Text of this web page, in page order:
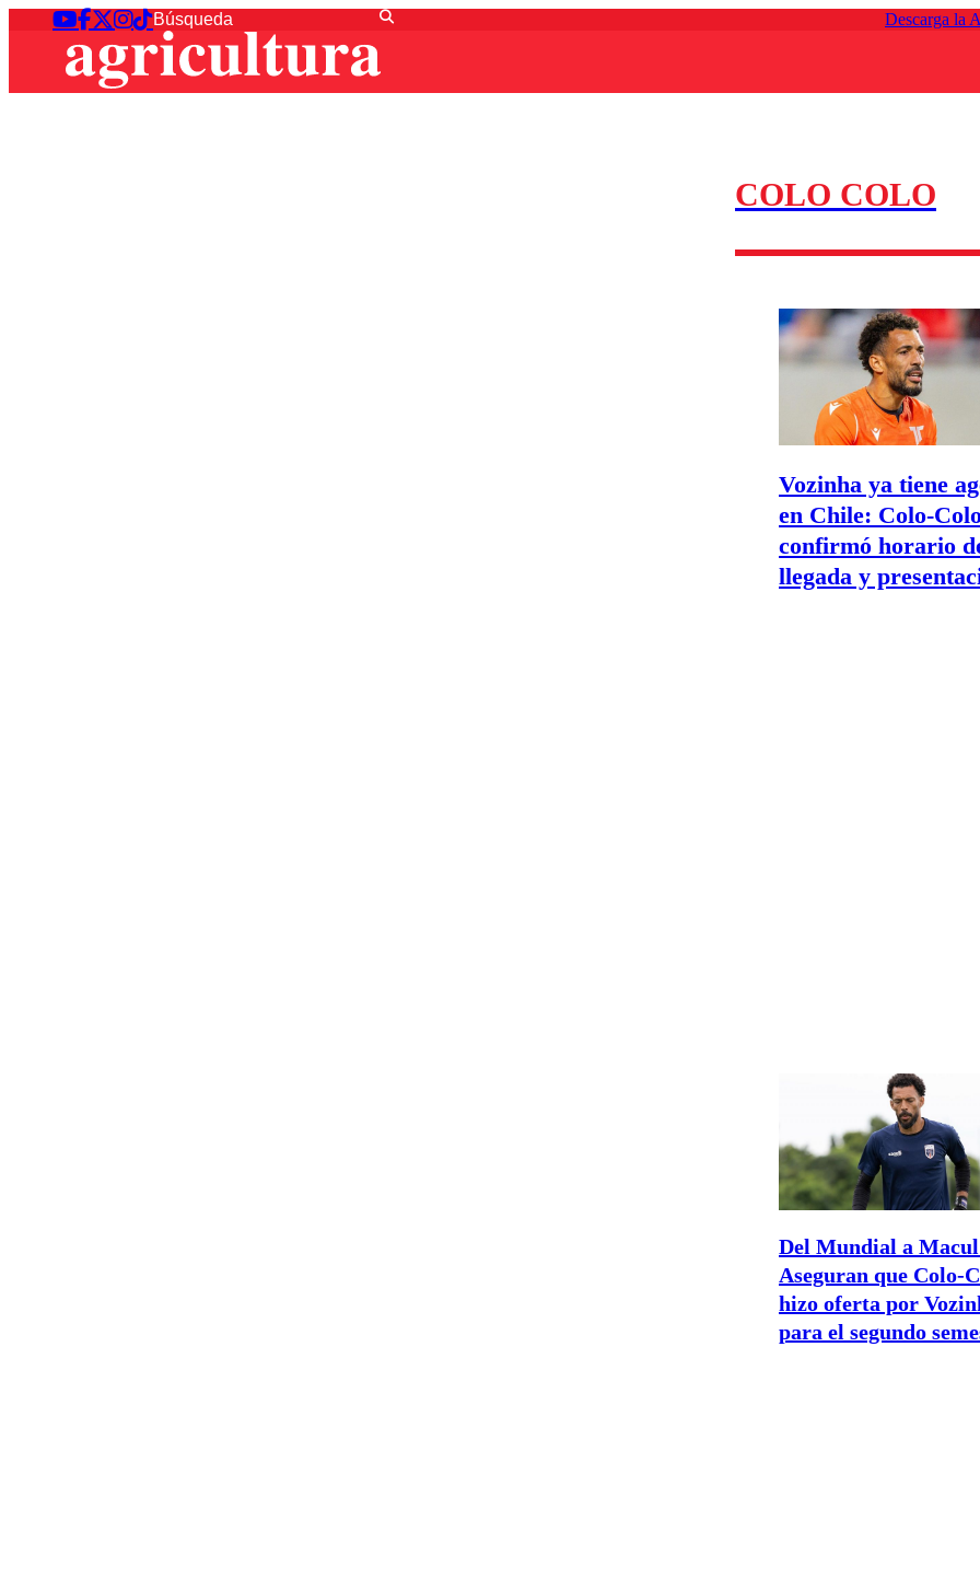
Descarga la
COLO COLO
Vozinha ya tiene
en Chile: Colo-
confirmó horario
llegada y
Del Mundial a
Aseguran que Colo-
hizo oferta por
para el segundo